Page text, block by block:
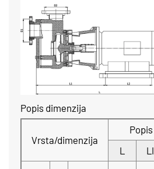
Popis dimenzija
Vrsta/dimenzija
L
LI